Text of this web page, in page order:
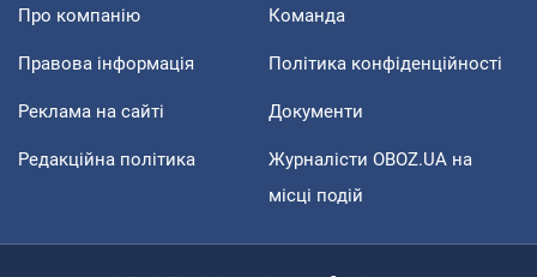
Про компанію Команда
Правова інформація Політика конфіденційності
Реклама на сайті Документи
Редакційна політика
Журналісти OBOZ.UA на
місці подій